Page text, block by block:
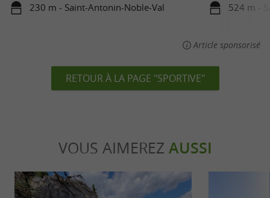
230 m - Saint-Antonin-Noble-Val 524 m -
Article sponsorisé
RETOUR À LA PAGE "SPORTIVE"
VOUS AIMEREZ AUSSI